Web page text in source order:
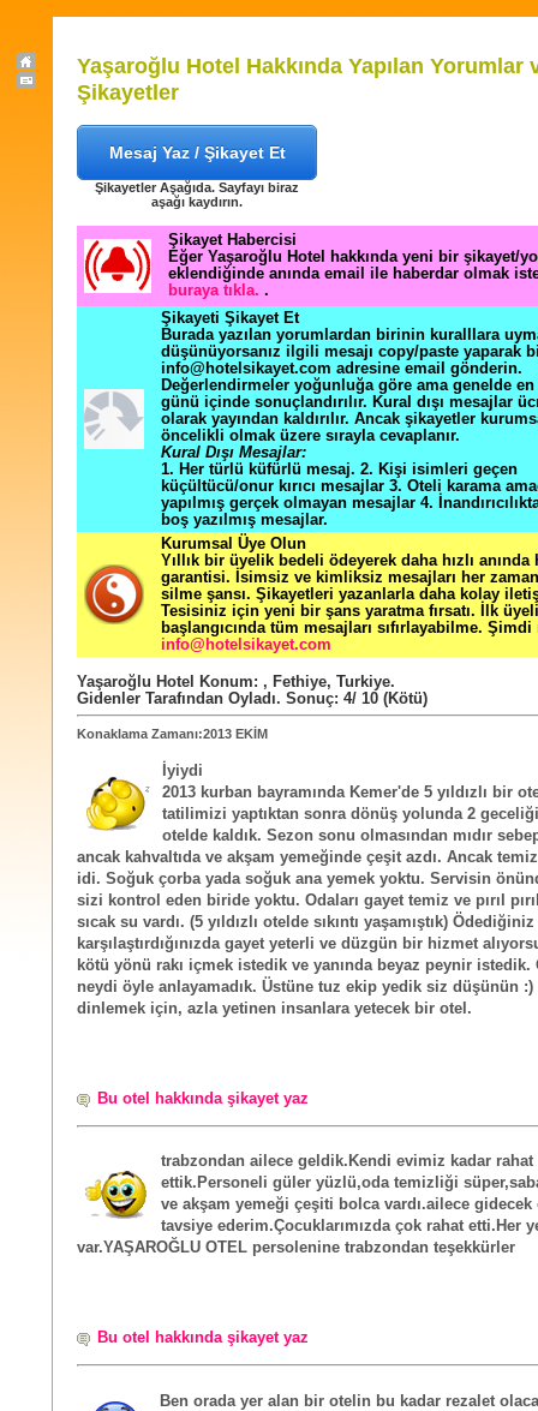
Yaşaroğlu Hotel Hakkında Yapılan Yorumlar
Şikayetler
Mesaj Yaz / Şikayet Et
Şikayetler Aşağıda. Sayfayı biraz
aşağı kaydırın.
Şikayet Habercisi
Eğer Yaşaroğlu Hotel hakkında yeni bir şikayet/
eklendiğinde anında email ile haberdar olmak
buraya tıkla. .
Şikayeti Şikayet Et
Burada yazılan yorumlardan birinin kuralllara
düşünüyorsanız ilgili mesajı copy/paste yaparak
info@hotelsikayet.com adresine email gönderin.
Değerlendirmeler yoğunluğa göre ama genelde
günü içinde sonuçlandırılır. Kural dışı mesajlar
olarak yayından kaldırılır. Ancak şikayetler
öncelikli olmak üzere sırayla cevaplanır.
Kural Dışı Mesajlar:
1. Her türlü küfürlü mesaj. 2. Kişi isimleri geçen
küçültücü/onur kırıcı mesajlar 3. Oteli karama
yapılmış gerçek olmayan mesajlar 4.
boş yazılmış mesajlar.
Kurumsal Üye Olun
Yıllık bir üyelik bedeli ödeyerek daha hızlı
garantisi. İsimsiz ve kimliksiz mesajları her zaman
silme şansı. Şikayetleri yazanlarla daha kolay
Tesisiniz için yeni bir şans yaratma fırsatı. İlk
başlangıcında tüm mesajları sıfırlayabilme. Şimdi
info@hotelsikayet.com
Yaşaroğlu Hotel Konum: , Fethiye, Turkiye.
Gidenler Tarafından Oyladı. Sonuç: 4/ 10 (Kötü)
Konaklama Zamanı:2013 EKİM
İyiydi
2013 kurban bayramında Kemer'de 5 yıldızlı bir
tatilimizi yaptıktan sonra dönüş yolunda 2
otelde kaldık. Sezon sonu olmasından mıdır
ancak kahvaltıda ve akşam yemeğinde çeşit azdı. Ancak
idi. Soğuk çorba yada soğuk ana yemek yoktu. Servisin
sizi kontrol eden biride yoktu. Odaları gayet temiz ve pırıl
sıcak su vardı. (5 yıldızlı otelde sıkıntı yaşamıştık)
karşılaştırdığınızda gayet yeterli ve düzgün bir hizmet
kötü yönü rakı içmek istedik ve yanında beyaz peynir istedik.
neydi öyle anlayamadık. Üstüne tuz ekip yedik siz düşünün :)
dinlemek için, azla yetinen insanlara yetecek bir otel.
Bu otel hakkında şikayet yaz
trabzondan ailece geldik.Kendi evimiz kadar rahat
ettik.Personeli güler yüzlü,oda temizliği
ve akşam yemeği çeşiti bolca vardı.ailece gidecek
tavsiye ederim.Çocuklarımızda çok rahat etti.Her
var.YAŞAROĞLU OTEL persolenine trabzondan teşekkürler
Bu otel hakkında şikayet yaz
Ben orada yer alan bir otelin bu kadar rezalet